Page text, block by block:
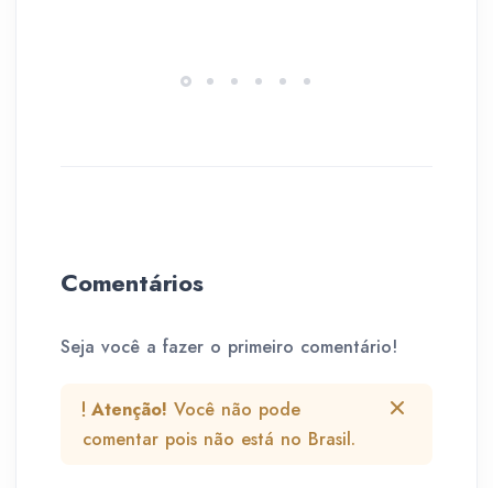
Comentários
Seja você a fazer o primeiro comentário!
Atenção! Você não pode
comentar pois não está no Brasil.